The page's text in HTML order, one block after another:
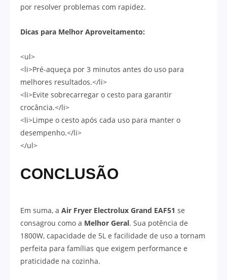
por resolver problemas com rapidez.
Dicas para Melhor Aproveitamento:
<ul>
<li>Pré-aqueça por 3 minutos antes do uso para
melhores resultados.</li>
<li>Evite sobrecarregar o cesto para garantir
crocância.</li>
<li>Limpe o cesto após cada uso para manter o
desempenho.</li>
</ul>
CONCLUSÃO
Em suma, a Air Fryer Electrolux Grand EAF51 se
consagrou como a Melhor Geral. Sua potência de
1800W, capacidade de 5L e facilidade de uso a tornam
perfeita para famílias que exigem performance e
praticidade na cozinha.